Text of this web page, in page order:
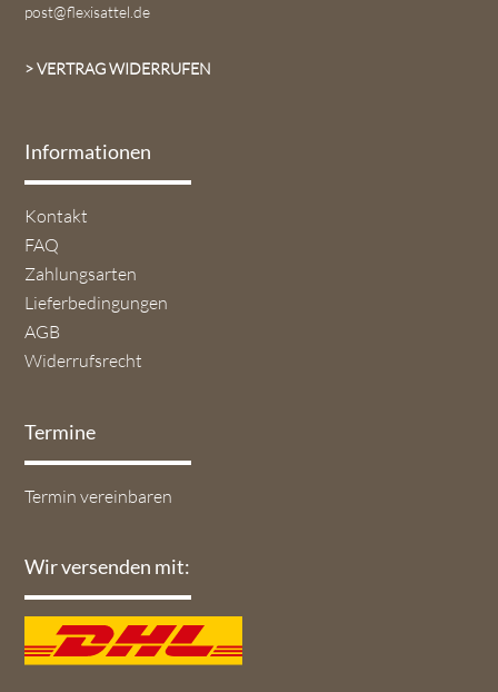
post@flexisattel.de
> VERTRAG WIDERRUFEN
Informationen
Navigation
überspringen
Kontakt
FAQ
Zahlungsarten
Lieferbedingungen
AGB
Widerrufsrecht
Termine
Navigation
überspringen
Termin vereinbaren
Wir versenden mit: